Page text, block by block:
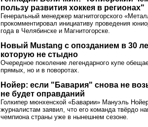
пользу развития хоккея в регионах"
Генеральный менеджер магнитогорского
прокомментировал инициативу проведения
года в Челябинске и Магнитогорске.
Новый Mustang с опозданием в 30
которую не стыдно
Очередное поколение легендарного купе
прямых, но и в поворотах.
Нойер: если "Бавария" снова не
не будет оправданий
Голкипер мюнхенской «Баварии» Мануэль
журналистам заявил, что его команда твёрдо
чемпиона страны уже в нынешнем сезоне.